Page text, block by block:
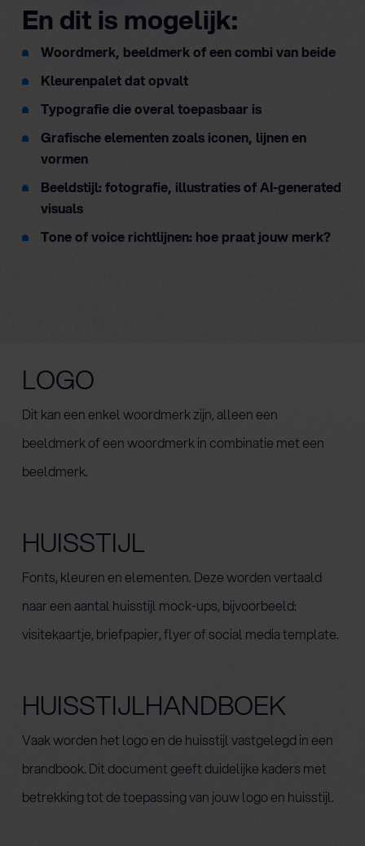
En dit is mogelijk:
Woordmerk, beeldmerk of een combi van beide
Kleurenpalet dat opvalt
Typografie die overal toepasbaar is
Grafische elementen zoals iconen, lijnen en
vormen
Beeldstijl: fotografie, illustraties of AI-generated
visuals
Tone of voice richtlijnen: hoe praat jouw merk?
LOGO
Dit kan een enkel woordmerk zijn, alleen een
beeldmerk of een woordmerk in combinatie met een
beeldmerk.
HUISSTIJL
Fonts, kleuren en elementen. Deze worden vertaald
naar een aantal huisstijl mock-ups, bijvoorbeeld:
visitekaartje, briefpapier, flyer of social media template.
HUISSTIJLHANDBOEK
Vaak worden het logo en de huisstijl vastgelegd in een
brandbook. Dit document geeft duidelijke kaders met
betrekking tot de toepassing van jouw logo en huisstijl.